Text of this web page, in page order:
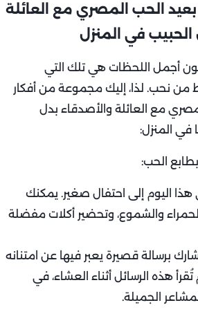
بعيد الحب المصري مع العائلة
الحبيب في المنزل
أجمل اللحظات هي تلك التي
من نحب. لذا، إليك مجموعة من أفكار
مع العائلة والأصدقاء بدل
في المنزل:
الحب:
اليوم إلى احتفال صغير. يمكنك
الحمراء والشموع، وتحضير أكلات مفضلة
برسالة قصيرة يعبر فيها عن امتنانه
هذه الرسائل أثناء العشاء، في
الجميلة.